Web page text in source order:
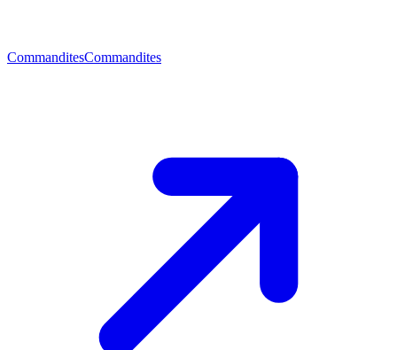
CommanditesCommandites